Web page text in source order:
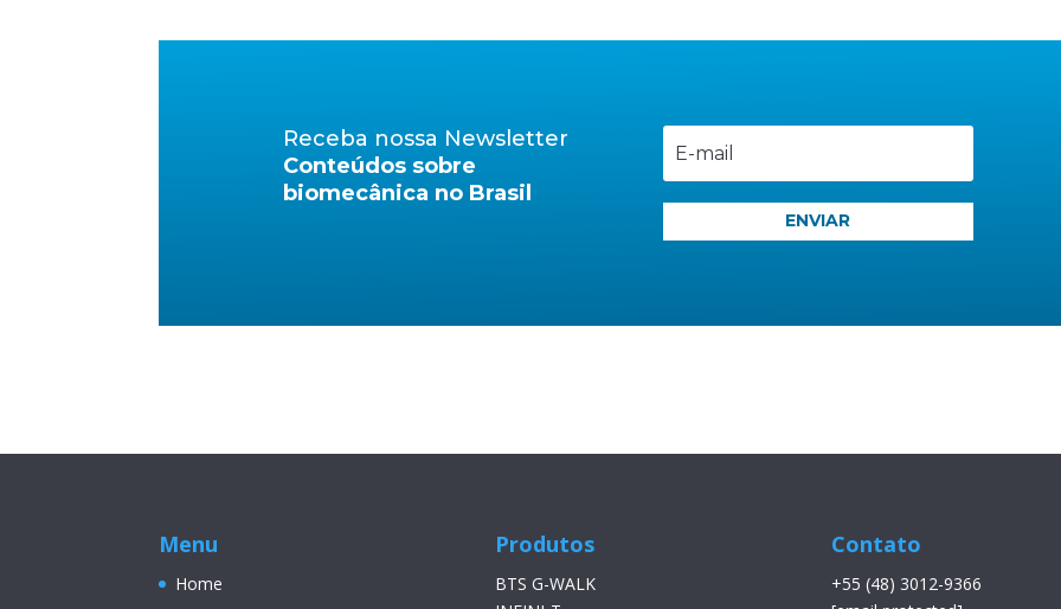
Receba nossa Newsletter
Conteúdos sobre
biomecânica no Brasil
ENVIAR
Menu
Home
Produtos
BTS G-WALK
Contato
+55 (48) 3012-9366